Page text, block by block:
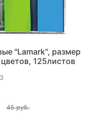
"Lamark", размер
125листов
45 руб.